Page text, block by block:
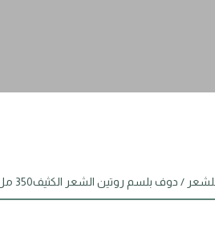
/ دوف بلسم روتين الشعر الكثيف350 مل